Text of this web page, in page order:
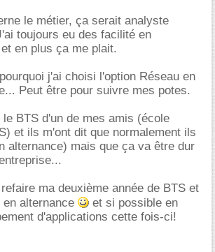
le métier, ça serait analyste
toujours eu des facilité en
en plus ça me plait.
j'ai choisi l'option Réseau en
Peut être pour suivre mes potes.
BTS d'un de mes amis (école
et ils m'ont dit que normalement ils
alternance) mais que ça va être dur
ma deuxième année de BTS et
alternance
et si possible en
d'applications cette fois-ci!